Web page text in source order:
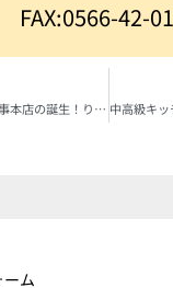
FAX:0566-42-
プラスアップル八事本店の誕生！りんご飴屋さんの大改装
ム